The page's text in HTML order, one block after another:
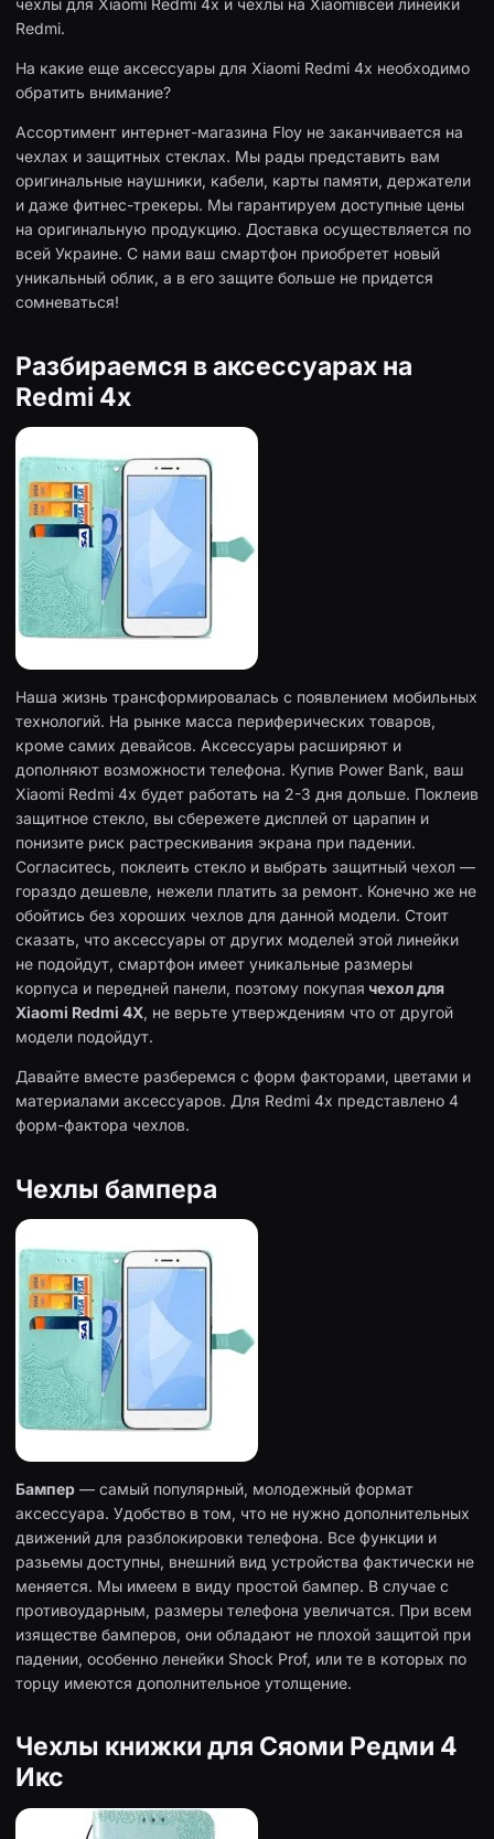
чехлы для Xiaomi Redmi 4x и чехлы на Xiaomiвсей линейки
Redmi.
На какие еще аксессуары для Xiaomi Redmi 4x необходимо
обратить внимание?
Ассортимент интернет-магазина Floy не заканчивается на
чехлах и защитных стеклах. Мы рады представить вам
оригинальные наушники, кабели, карты памяти, держатели
и даже фитнес-трекеры. Мы гарантируем доступные цены
на оригинальную продукцию. Доставка осуществляется по
всей Украине. С нами ваш смартфон приобретет новый
уникальный облик, а в его защите больше не придется
сомневаться!
Разбираемся в аксессуарах на
Redmi 4x
Наша жизнь трансформировалась с появлением мобильных
технологий. На рынке масса периферических товаров,
кроме самих девайсов. Аксессуары расширяют и
дополняют возможности телефона. Купив Power Bank, ваш
Xiaomi Redmi 4x будет работать на 2-3 дня дольше. Поклеив
защитное стекло, вы сбережете дисплей от царапин и
понизите риск растрескивания экрана при падении.
Согласитесь, поклеить стекло и выбрать защитный чехол —
гораздо дешевле, нежели платить за ремонт. Конечно же не
обойтись без хороших чехлов для данной модели. Стоит
сказать, что аксессуары от других моделей этой линейки
не подойдут, смартфон имеет уникальные размеры
корпуса и передней панели, поэтому покупая чехол для
Xiaomi Redmi 4X, не верьте утверждениям что от другой
модели подойдут.
Давайте вместе разберемся с форм факторами, цветами и
материалами аксессуаров. Для Redmi 4x представлено 4
форм-фактора чехлов.
Чехлы бампера
Бампер — самый популярный, молодежный формат
аксессуара. Удобство в том, что не нужно дополнительных
движений для разблокировки телефона. Все функции и
разьемы доступны, внешний вид устройства фактически не
меняется. Мы имеем в виду простой бампер. В случае с
противоударным, размеры телефона увеличатся. При всем
изяществе бамперов, они обладают не плохой защитой при
падении, особенно ленейки Shock Prof, или те в которых по
торцу имеются дополнительное утолщение.
Чехлы книжки для Сяоми Редми 4
Икс